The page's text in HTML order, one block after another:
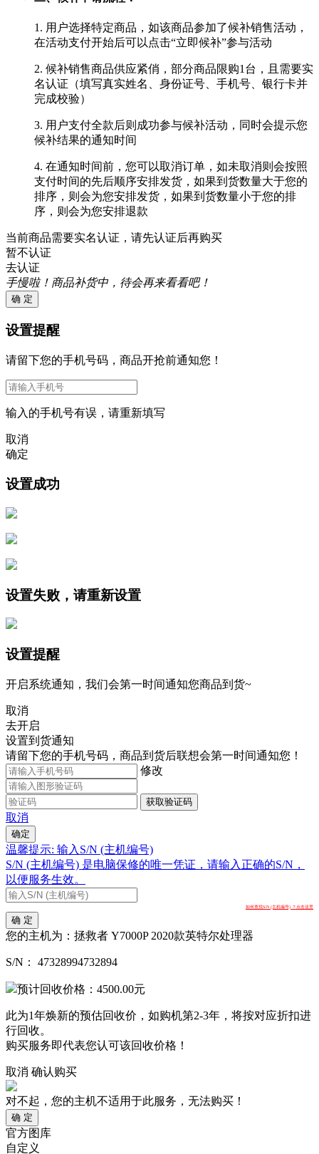
1. 用户选择特定商品，如该商品参加了候补销售活动，
在活动支付开始后可以点击“立即候补”参与活动
2. 候补销售商品供应紧俏，部分商品限购1台，且需要实
名认证（填写真实姓名、身份证号、手机号、银行卡并
完成校验）
3. 用户支付全款后则成功参与候补活动，同时会提示您
候补结果的通知时间
4. 在通知时间前，您可以取消订单，如未取消则会按照
支付时间的先后顺序安排发货，如果到货数量大于您的
排序，则会为您安排发货，如果到货数量小于您的排
序，则会为您安排退款
当前商品需要实名认证，请先认证后再购买
暂不认证
去认证
手慢啦！商品补货中，待会再来看看吧！
确 定
设置提醒
请留下您的手机号码，商品开抢前通知您！
输入的手机号有误，请重新填写
取消
确定
设置成功
设置失败，请重新设置
设置提醒
开启系统通知，我们会第一时间通知您商品到货~
取消
去开启
设置到货通知
请留下您的手机号码，商品到货后联想会第一时间通知您！
修改
获取验证码
取消
确定
温馨提示: 输入S/N (主机编号)
S/N (主机编号) 是电脑保修的唯一凭证，请输入正确的S/N，
以便服务生效。
如何查找S/N (主机编号) ？点击这里
确 定
您的主机为： 拯救者 Y7000P 2020款英特尔处理器
S/N： 47328994732894
预计回收价格： 4500.00元
此为1年焕新的预估回收价，如购机第2-3年，将按对应折扣进
行回收。
购买服务即代表您认可该回收价格！
取消 确认购买
对不起，您的主机不适用于此服务，无法购买！
确 定
官方图库
自定义